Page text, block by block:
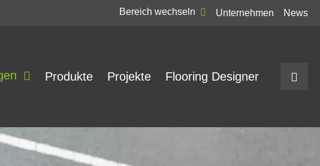
Bereich wechseln Unternehmen News
Produkte Projekte Flooring Designer